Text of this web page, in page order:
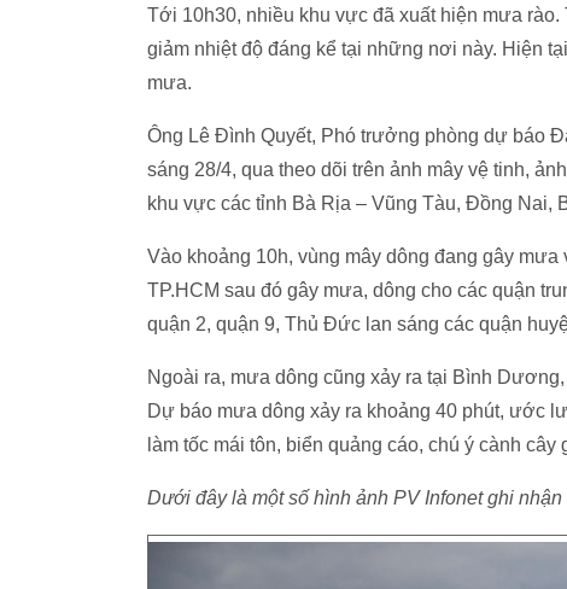
Tới 10h30, nhiều khu vực đã xuất hiện mưa
giảm nhiệt độ đáng kể tại những nơi này. Hiện
mưa.
Ông Lê Đình Quyết, Phó trưởng phòng dự báo
sáng 28/4, qua theo dõi trên ảnh mây vệ tinh,
khu vực các tỉnh Bà Rịa – Vũng Tàu, Đồng Nai,
Vào khoảng 10h, vùng mây dông đang gây
TP.HCM sau đó gây mưa, dông cho các quận
quận 2, quận 9, Thủ Đức lan sáng các quận
Ngoài ra, mưa dông cũng xảy ra tại Bình
Dự báo mưa dông xảy ra khoảng 40 phút, ước
làm tốc mái tôn, biển quảng cáo, chú ý cành
Dưới đây là một số hình ảnh PV Infonet ghi